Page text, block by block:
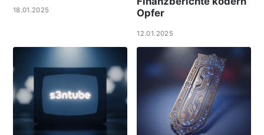
18.01.2025
Opfer
12.01.2025